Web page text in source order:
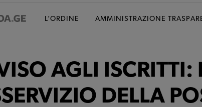
L’ORDINE AMMINISTRAZIONE
AGLI ISCRITTI:
DELLA